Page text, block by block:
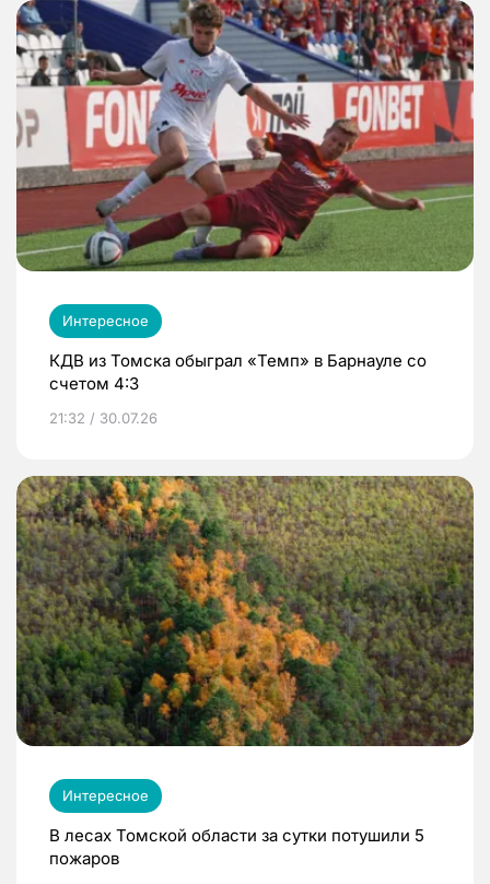
Интересное
КДВ из Томска обыграл «Темп» в Барнауле со
счетом 4:3
21:32 / 30.07.26
Интересное
В лесах Томской области за сутки потушили 5
пожаров